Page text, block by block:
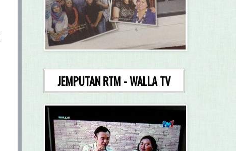
JEMPUTAN RTM - WALLA TV